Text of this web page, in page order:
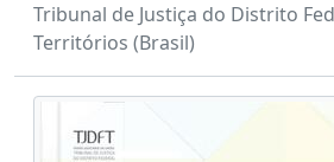
Tribunal de Justiça do Distrito
Territórios (Brasil)